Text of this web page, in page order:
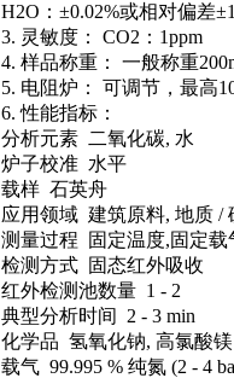
H2O：±0.02%或相对偏差
3. 灵敏度： CO2：
4. 样品称重： 一般称重
5. 电阻炉： 可调节，最高
6. 性能指标：
分析元素 二氧化碳, 水
炉子校准 水平
载样 石英舟
应用领域 建筑原料, 地质 /
测量过程 固定温度,固定载
检测方式 固态红外吸收
红外检测池数量 1 - 2
典型分析时间 2 - 3 min
化学品 氢氧化钠, 高氯酸镁
载气 99.995 % 纯氮 (2 - 4